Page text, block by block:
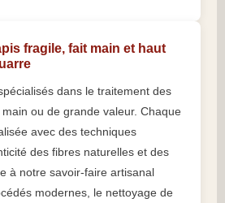
fragile, fait main et haut
dans le traitement des
ou de grande valeur. Chaque
avec des techniques
des fibres naturelles et des
à notre savoir-faire artisanal
modernes, le nettoyage de